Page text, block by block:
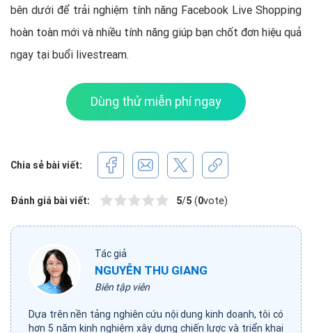
bên dưới để trải nghiệm tính năng Facebook Live Shopping
hoàn toàn mới và nhiều tính năng giúp bạn chốt đơn hiệu quả
ngay tại buổi livestream.
Dùng thử miễn phí ngay
Chia sẻ bài viết:
Đánh giá bài viết: 5/5 (0vote)
Tác giả
NGUYỄN THU GIANG
Biên tập viên
Dựa trên nền tảng nghiên cứu nội dung kinh doanh, tôi có
hơn 5 năm kinh nghiệm xây dựng chiến lược và triển khai